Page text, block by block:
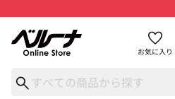
お気に入り